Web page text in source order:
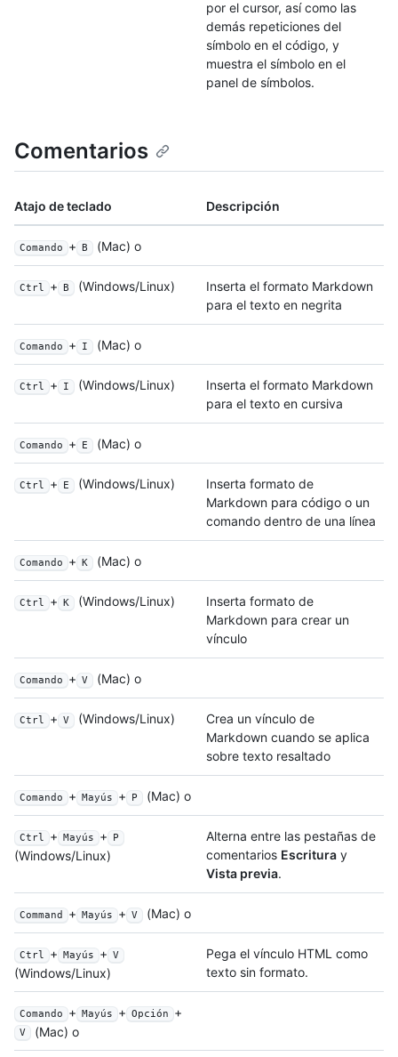
por el cursor, así como las
demás repeticiones del
símbolo en el código, y
muestra el símbolo en el
panel de símbolos.
Comentarios
Atajo de teclado Descripción
Comando + B (Mac) o
Ctrl + B (Windows/Linux)
Inserta el formato Markdown
para el texto en negrita
Comando + I (Mac) o
Ctrl + I (Windows/Linux)
Inserta el formato Markdown
para el texto en cursiva
Comando + E (Mac) o
Ctrl + E (Windows/Linux)
Inserta formato de
Markdown para código o un
comando dentro de una línea
Comando + K (Mac) o
Ctrl + K (Windows/Linux)
Inserta formato de
Markdown para crear un
vínculo
Comando + V (Mac) o
Ctrl + V (Windows/Linux)
Crea un vínculo de
Markdown cuando se aplica
sobre texto resaltado
Comando + Mayús + P (Mac) o
Ctrl + Mayús + P
(Windows/Linux)
Alterna entre las pestañas de
comentarios Escritura y
Vista previa.
Command + Mayús + V (Mac) o
Ctrl + Mayús + V
(Windows/Linux)
Pega el vínculo HTML como
texto sin formato.
Comando + Mayús + Opción +
V (Mac) o